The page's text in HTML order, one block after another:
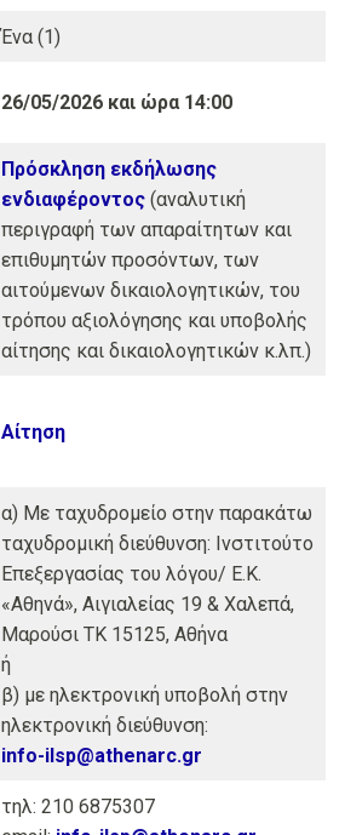
Ένα (1)
26/05/2026 και ώρα 14:00
Πρόσκληση εκδήλωσης
ενδιαφέροντος (αναλυτική
περιγραφή των απαραίτητων και
επιθυμητών προσόντων, των
αιτούμενων δικαιολογητικών, του
τρόπου αξιολόγησης και υποβολής
αίτησης και δικαιολογητικών κ.λπ.)
Αίτηση
α) Με ταχυδρομείο στην παρακάτω
ταχυδρομική διεύθυνση: Ινστιτούτο
Επεξεργασίας του λόγου/ Ε.Κ.
«Αθηνά», Αιγιαλείας 19 & Χαλεπά,
Μαρούσι ΤΚ 15125, Αθήνα
ή
β) με ηλεκτρονική υποβολή στην
ηλεκτρονική διεύθυνση:
info-ilsp@athenarc.gr
τηλ: 210 6875307